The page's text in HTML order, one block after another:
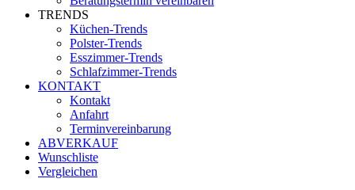
TRENDS
Küchen-Trends
Polster-Trends
Esszimmer-Trends
Schlafzimmer-Trends
KONTAKT
Kontakt
Anfahrt
Terminvereinbarung
ABVERKAUF
Wunschliste
Vergleichen